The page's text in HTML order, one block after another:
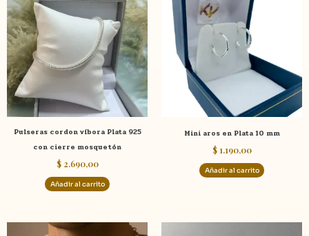
Pulseras cordon víbora Plata 925
con cierre mosquetón
$2.690,00
Añadir al carrito
Mini aros en Plata 10 mm
$1.190,00
Añadir al carrito
Rango
Este